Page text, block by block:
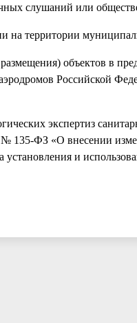
слушаний или
на территории
объектов в
Российской
экспертиз
135-ФЗ «О внесении
и